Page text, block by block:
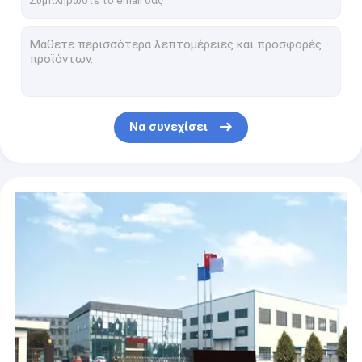
φανός χτυπήματος αερίου στρατοπέδευσης 20mm, φανός εκκινητών πυρκαγιάς ΣΧΑΡΩΝ
Επίπεδα μέρη πυροβόλων όπλων φλογών προσαρμοστών σομπών αερίου διακοπτών ελέγχου κυλίνδρων
Πλαστικό ελαφρύτερο φορητό πυροβόλο όπλο φανών κουζινών για τη θέρμανση τροφίμων
Αυτόματη ανάφλεξη 15cm πυροβόλο όπλο φανών κουζινών, φανός βουτανίου βαθμού τροφίμων 1300 βαθμού
Μαύρος κίτρινος μαγειρεύοντας φανός κουζινών 150mm, μαγειρικός φανός βουτανίου
Πολυσύνθετος αναπτήρας χτυπήματος κουζινών φανών βουτανίου
Να συνεχίσει